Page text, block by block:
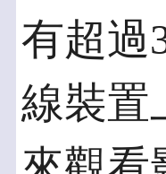
有超過
線裝置